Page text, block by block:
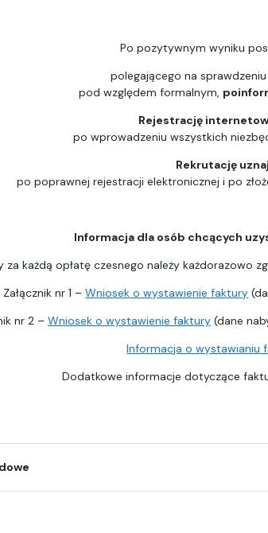
Po pozytywnym wyniku
polegającego na
pod względem formalnym,
Rejestrację
po wprowadzeniu wszystkich
Rekrutację
po poprawnej rejestracji elektronicznej i po
Informacja dla osób chcących
każdą opłatę czesnego należy każdorazowo
Załącznik nr 1 –Wniosek o wystawienie faktury
nr 2 – Wniosek o wystawienie faktury(dane
Informacja o wystawianiu
Dodatkowe informacje dotyczące